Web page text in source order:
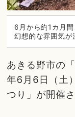
6月から約1カ月
幻想的な雰囲気が
あきる野市の
年6月6日（土
つり」が開催さ